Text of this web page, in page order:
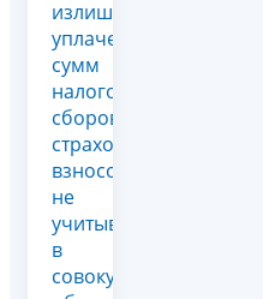
излишне
уплаченных
сумм
налогов,
сборов,
страховых
взносов,
не
учитываемых
в
совокупной